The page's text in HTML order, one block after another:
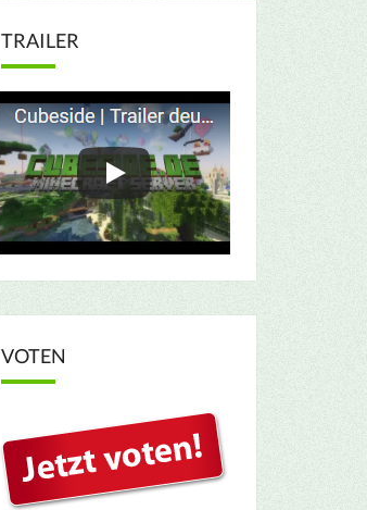
TRAILER
VOTEN